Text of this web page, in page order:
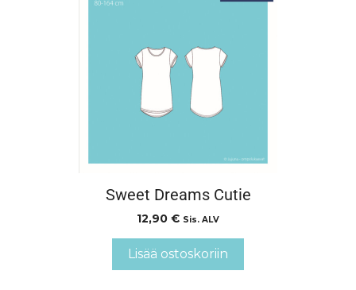
Sweet Dreams Cutie
12,90 € Sis. ALV
Lisää ostoskoriin